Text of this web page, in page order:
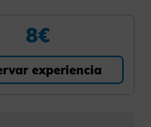
8€
experiencia